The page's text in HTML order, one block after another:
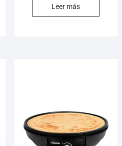
Leer más